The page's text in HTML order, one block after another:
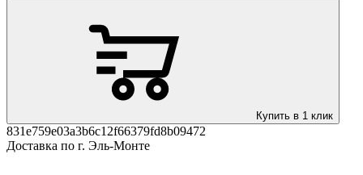
Купить в 1 клик
831e759e03a3b6c12f66379fd8b09472
Доставка по г. Эль-Монте